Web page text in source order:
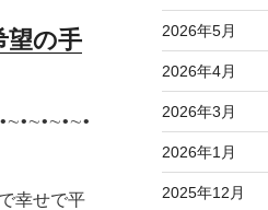
望の手
幸せで平
2026年5月
2026年4月
2026年3月
2026年1月
2025年12月